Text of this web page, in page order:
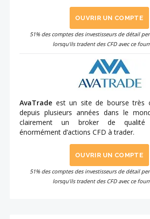
OUVRIR UN COMPTE
51% des comptes des investisseurs de détail
lorsqu'ils tradent des CFD avec ce
AvaTrade est un site de bourse très
depuis plusieurs années dans le
clairement un broker de qualité
énormément d’actions CFD à trader.
OUVRIR UN COMPTE
51% des comptes des investisseurs de détail
lorsqu'ils tradent des CFD avec ce